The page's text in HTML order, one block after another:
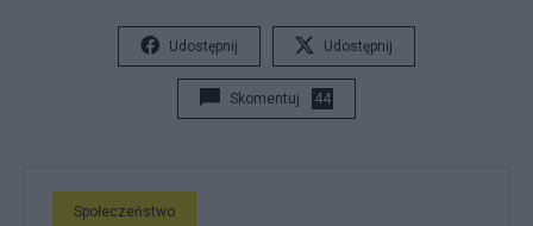
Udostępnij Udostępnij
Skomentuj 44
Społeczeństwo